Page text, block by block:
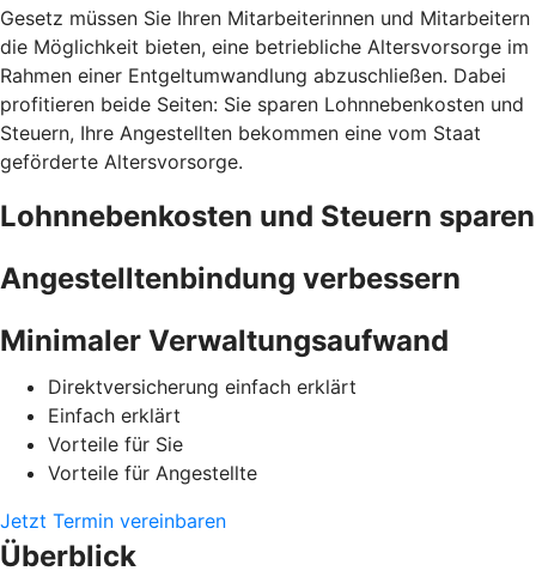
Gesetz müssen Sie Ihren Mitarbeiterinnen und Mitarbeitern
die Möglichkeit bieten, eine betriebliche Altersvorsorge im
Rahmen einer Entgeltumwandlung abzuschließen. Dabei
profitieren beide Seiten: Sie sparen Lohnnebenkosten und
Steuern, Ihre Angestellten bekommen eine vom Staat
geförderte Altersvorsorge.
Lohnnebenkosten und Steuern sparen
Angestelltenbindung verbessern
Minimaler Verwaltungsaufwand
Direktversicherung einfach erklärt
Einfach erklärt
Vorteile für Sie
Vorteile für Angestellte
Jetzt Termin vereinbaren
Überblick